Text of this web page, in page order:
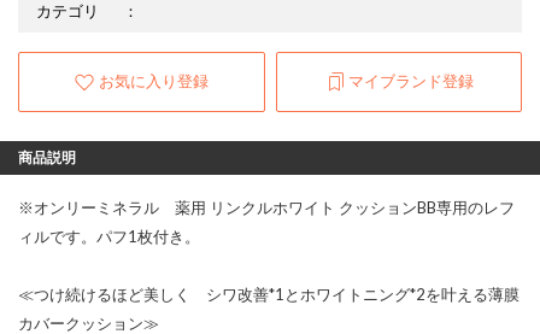
カテゴリ
：
お気に入り登録 マイブランド登録
商品説明
※オンリーミネラル 薬用 リンクルホワイト クッションBB専用のレフ
ィルです。パフ1枚付き。
≪つけ続けるほど美しく シワ改善*1とホワイトニング*2を叶える薄膜
カバークッション≫